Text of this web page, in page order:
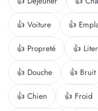
👍 Voiture 👍
👍 Propreté 👍
👍 Douche 👍 Bruit
👍 Chien 👍 Froid